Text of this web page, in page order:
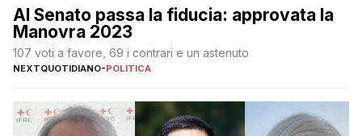
Al Senato passa la fiducia: approvata la
Manovra 2023
107 voti a favore, 69 i contrari e un astenuto
NEXTQUOTIDIANO-POLITICA